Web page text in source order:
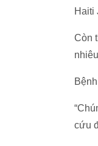
Haiti
Còn
cứu